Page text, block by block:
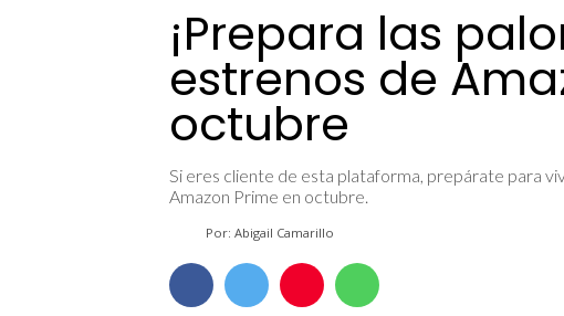
¡Prepara las
estrenos de
octubre
Si eres cliente de esta plataforma, prepárate para
Amazon Prime en octubre.
Por: Abigail Camarillo